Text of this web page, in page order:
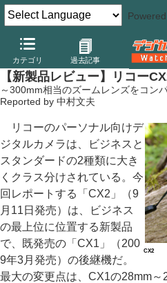
カテゴリ 過去記事
デジカメ Watch カメラ レンズ
【新製品レビュー】リコー
～300mm相当のズームレンズをコン
Reported by 中村文夫
CX2
リコーのパーソナル向けデ
ジタルカメラは、ビジネスと
スタンダードの2種類に大き
くクラス分けされている。今
回レポートする「CX2」（9
月11日発売）は、ビジネス
の最上位に位置する新製品
で、既発売の「CX1」（200
9年3月発売）の後継機だ。
最大の変更点は、CX1の28mm